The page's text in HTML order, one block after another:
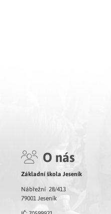
O nás
Základní škola Jeseník
Nábřežní 28/413
79001 Jeseník